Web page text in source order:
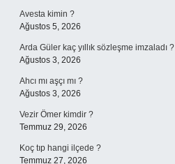
Avesta kimin ?
Ağustos 5, 2026
Arda Güler kaç yıllık sözleşme imzaladı ?
Ağustos 3, 2026
Ahcı mı aşçı mı ?
Ağustos 3, 2026
Vezir Ömer kimdir ?
Temmuz 29, 2026
Koç tıp hangi ilçede ?
Temmuz 27, 2026